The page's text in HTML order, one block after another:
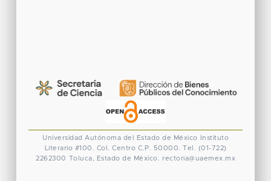
Universidad Autónoma del Estado de México
Instituto
Literario #100. Col. Centro C.P. 50000. Tel. (01-722)
2262300 Toluca, Estado de México. rectoria@uaemex.mx